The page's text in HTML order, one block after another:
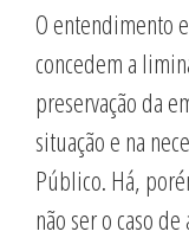
O entendimento
concedem a
preservação da
situação e na
Público. Há,
não ser o caso